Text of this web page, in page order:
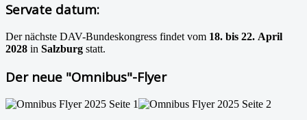
Servate datum:
Der nächste DAV-Bundeskongress findet vom 18. bis 22. April
2028 in Salzburg statt.
Der neue "Omnibus"-Flyer